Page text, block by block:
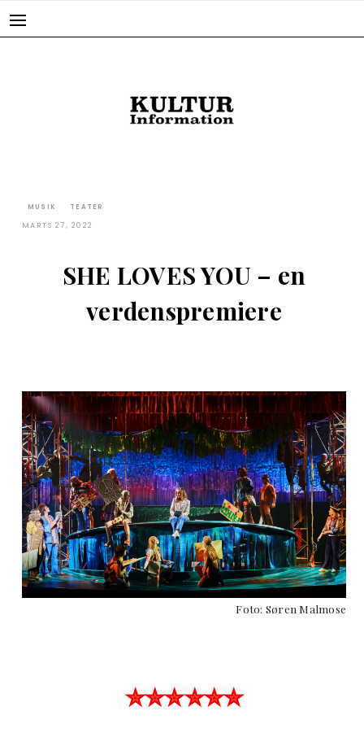
MUSIK TEATER
MARTS 27, 2022
SHE LOVES YOU – en
verdenspremiere
Foto: Søren Malmose
✮✮✮✮✮✮